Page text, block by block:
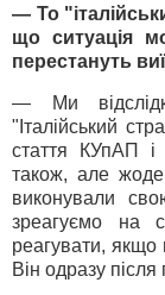
— То
що ситуація
перестануть
— Ми
"Італійський
стаття КУпАП і
також, але
виконували
зреагуємо на
реагувати, якщо
Він одразу